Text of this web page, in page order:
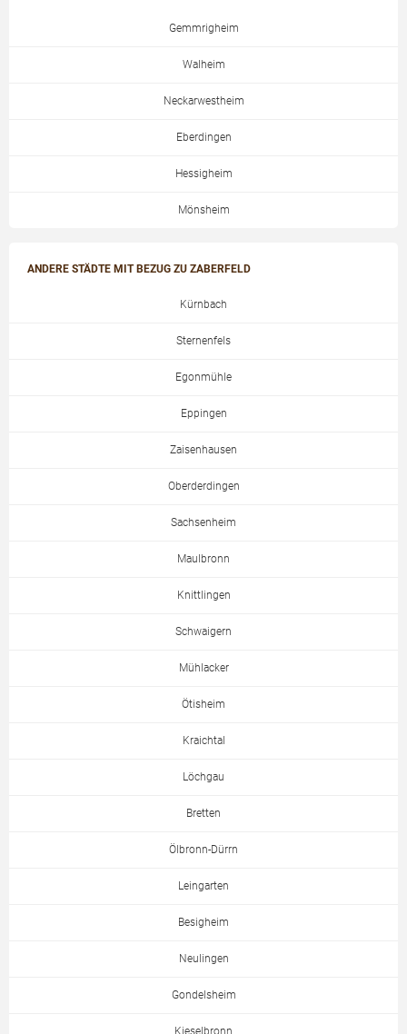
Gemmrigheim
Walheim
Neckarwestheim
Eberdingen
Hessigheim
Mönsheim
ANDERE STÄDTE MIT BEZUG ZU ZABERFELD
Kürnbach
Sternenfels
Egonmühle
Eppingen
Zaisenhausen
Oberderdingen
Sachsenheim
Maulbronn
Knittlingen
Schwaigern
Mühlacker
Ötisheim
Kraichtal
Löchgau
Bretten
Ölbronn-Dürrn
Leingarten
Besigheim
Neulingen
Gondelsheim
Kieselbronn